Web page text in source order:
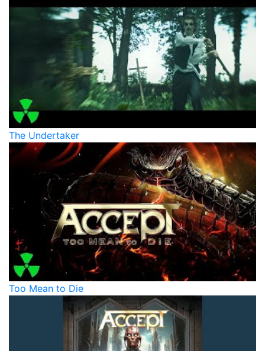
The Undertaker
Too Mean to Die